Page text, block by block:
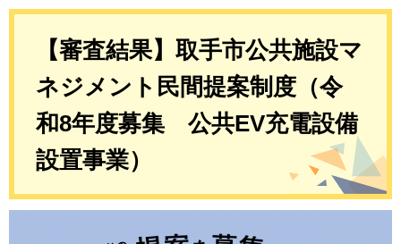
【審査結果】取手市公共施設マ
ネジメント民間提案制度（令
和8年度募集 公共EV充電設備
設置事業）